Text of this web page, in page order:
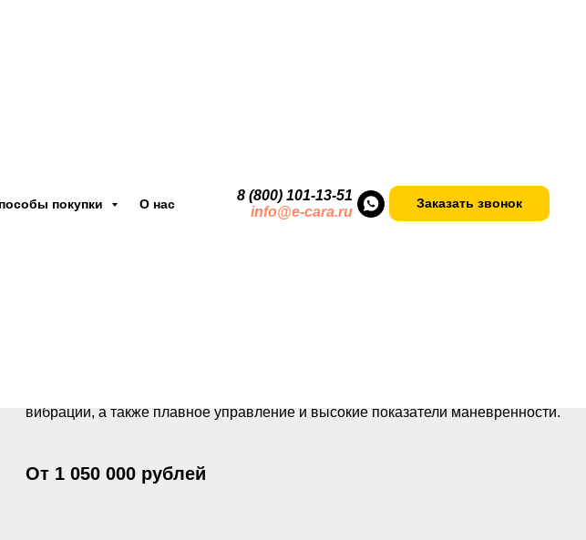
покупки О нас
8 (800) 101-13-51
info@e-cara.ru
Заказать звонок
вибрации, а также плавное управление и высокие показатели маневренности.
Двигатель
От 1 050 000 рублей